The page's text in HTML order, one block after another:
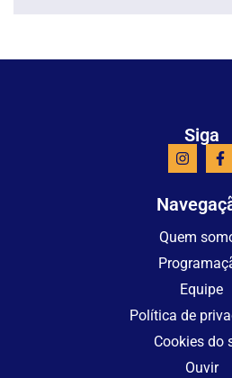
Siga
Quem
Equipe
Política de
Cookies do
Ouvir